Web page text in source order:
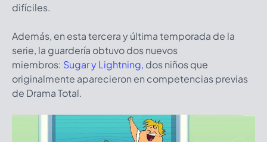
difíciles.
Además, en esta tercera y última temporada de la
serie, la guardería obtuvo dos nuevos
miembros: Sugar y Lightning, dos niños que
originalmente aparecieron en competencias previas
de Drama Total.